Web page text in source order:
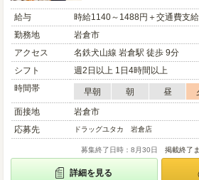
給与
時給1140～1488円＋交通費支給
勤務地
岩倉市
アクセス
名鉄犬山線 岩倉駅 徒歩 9分
シフト
週2日以上 1日4時間以上
時間帯
早朝 朝 昼
面接地
岩倉市
応募先
ドラッグユタカ 岩倉店
募集終了日時：8月30日 掲載終了
詳細を見る